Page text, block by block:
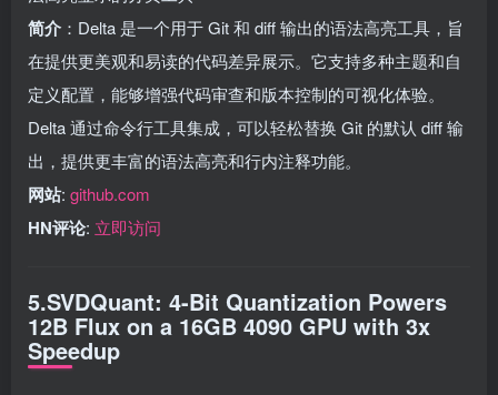
简介 ：Delta 是一个用于 Git 和 diff 输出的语法高亮工具，旨
在提供更美观和易读的代码差异展示。它支持多种主题和自
定义配置，能够增强代码审查和版本控制的可视化体验。
Delta 通过命令行工具集成，可以轻松替换 Git 的默认 diff 输
出，提供更丰富的语法高亮和行内注释功能。
网站: github.com
HN评论: 立即访问
5.SVDQuant: 4-Bit Quantization Powers
12B Flux on a 16GB 4090 GPU with 3x
Speedup